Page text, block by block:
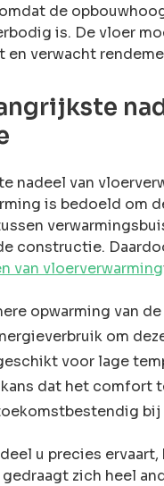
de
is. De vloer
en verwacht
nadeel van
is bedoeld om
constructie.
van vloerverwarming
opwarming van
om
voor lage
dat het comfort
bij
u precies
zich heel